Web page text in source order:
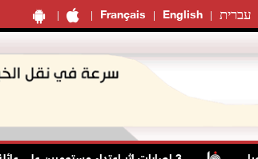
Français English עברית